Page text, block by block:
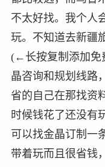
不太好找。我个人
玩。不知道去新疆
(←长按复制添加免
晶咨询和规划线路
省的自己在那找资
时候钱花了还没有
可以找金晶订制一
带着玩而且很省钱